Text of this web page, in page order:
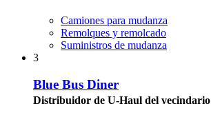
Camiones para mudanza
Remolques y remolcado
Suministros de mudanza
3
Blue Bus Diner
Distribuidor de U-Haul del vecindario